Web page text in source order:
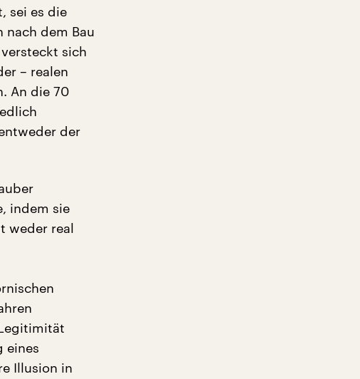
sei es die
nach dem Bau
sich
– realen
An die 70
der
indem sie
weder real
eines
Illusion in